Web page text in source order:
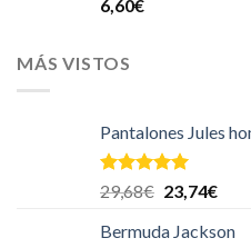
en
6,60€
MÁS VISTOS
Pantalones Jules
Valorado en
5.00
29,68€ 23,74€
Bermuda Jackson